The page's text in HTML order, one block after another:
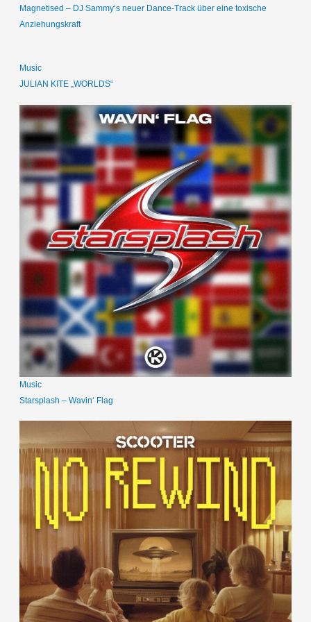
Magnetised – DJ Sammy‘s neuer Dance-Track über eine toxische
Anziehungskraft
Music
JULIAN KITE „WORLDS“
Music
Starsplash – Wavin‘ Flag